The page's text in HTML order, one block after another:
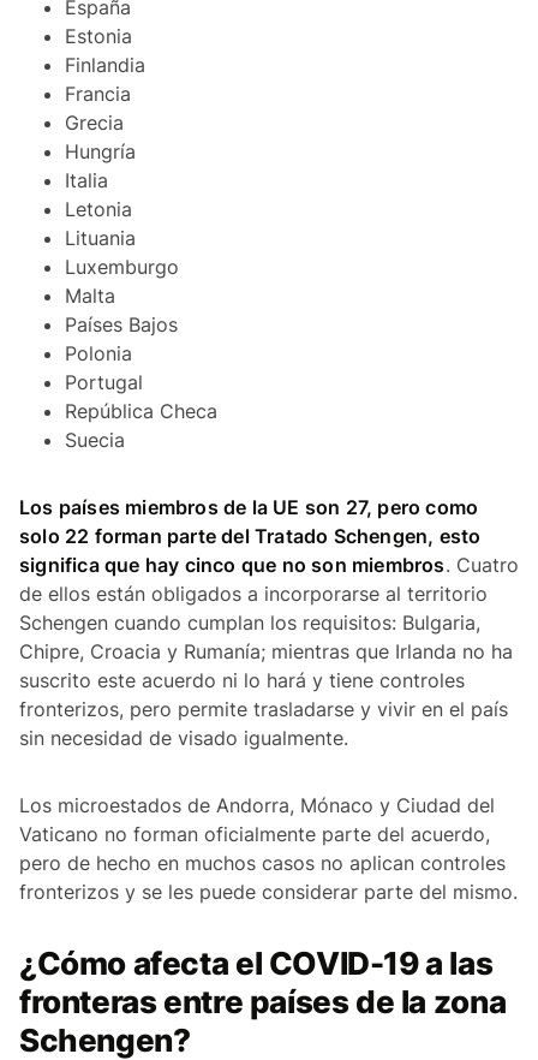
España
Estonia
Finlandia
Francia
Grecia
Hungría
Italia
Letonia
Lituania
Luxemburgo
Malta
Países Bajos
Polonia
Portugal
República Checa
Suecia
Los países miembros de la UE son 27, pero como
solo 22 forman parte del Tratado Schengen, esto
significa que hay cinco que no son miembros. Cuatro
de ellos están obligados a incorporarse al territorio
Schengen cuando cumplan los requisitos: Bulgaria,
Chipre, Croacia y Rumanía; mientras que Irlanda no ha
suscrito este acuerdo ni lo hará y tiene controles
fronterizos, pero permite trasladarse y vivir en el país
sin necesidad de visado igualmente.
Los microestados de Andorra, Mónaco y Ciudad del
Vaticano no forman oficialmente parte del acuerdo,
pero de hecho en muchos casos no aplican controles
fronterizos y se les puede considerar parte del mismo.
¿Cómo afecta el COVID-19 a las
fronteras entre países de la zona
Schengen?